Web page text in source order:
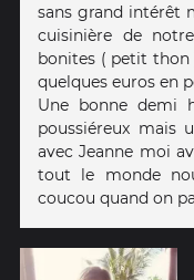
sans grand intérêt
cuisinière de
bonites ( petit thon
quelques euros en
Une bonne demi
poussiéreux mais
avec Jeanne moi
tout le monde
coucou quand on